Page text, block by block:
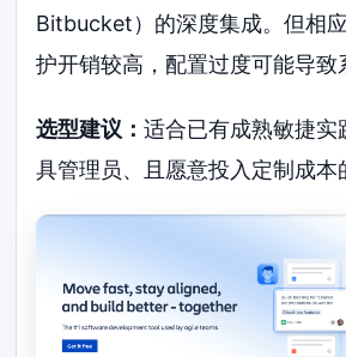
Bitbucket）的深度集成。但相
护开销较高，配置过度可能导致
选型建议：适合已有成熟敏捷实
具管理员、且愿意投入定制成本